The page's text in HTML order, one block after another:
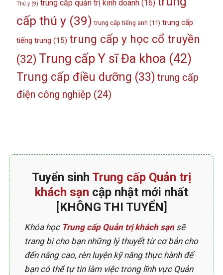
Thú y(9) trung cấp quản trị kinh doanh(16)
cấp thú y(39) trung cấp tiếng anh (11) trung cấp
tiếng trung (15) trung cấp y học cổ truyền
(32) Trung cấp Y sĩ Đa khoa (42)
Trung cấp điều dưỡng (33) trung cấp
điện công nghiệp (24)
Tuyển sinh Trung cấp Quản trị
khách sạn cập nhật mới nhất
[KHÔNG THI TUYỂN]
Khóa học Trung cấp Quản trị khách sạnsẽ
trang bị cho bạn những lý thuyết từ cơ bản cho
đến nâng cao, rèn luyện kỹ năng thực hành để
bạn có thể tự tin làm việc trong lĩnh vực Quản